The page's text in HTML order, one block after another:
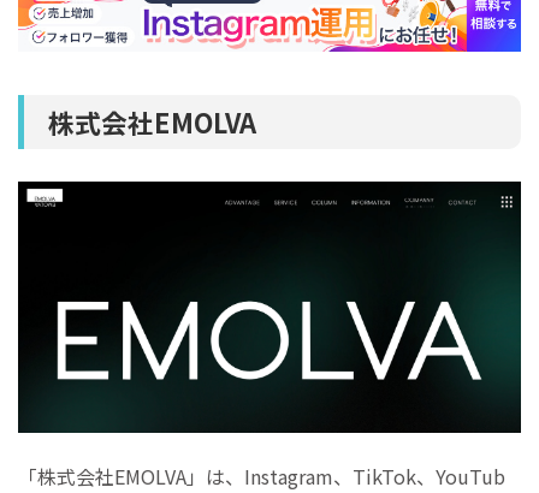
株式会社EMOLVA
「株式会社EMOLVA」は、Instagram、TikTok、YouTub